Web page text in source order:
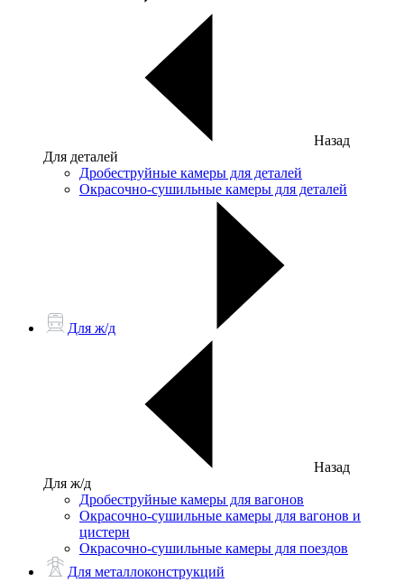
Назад
Для деталей
Дробеструйные камеры для деталей
Окрасочно-сушильные камеры для деталей
Для ж/д
Назад
Для ж/д
Дробеструйные камеры для вагонов
Окрасочно-сушильные камеры для вагонов и
цистерн
Окрасочно-сушильные камеры для поездов
Для металлоконструкций